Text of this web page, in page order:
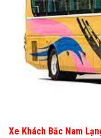
Xe Khách Bắc Nam